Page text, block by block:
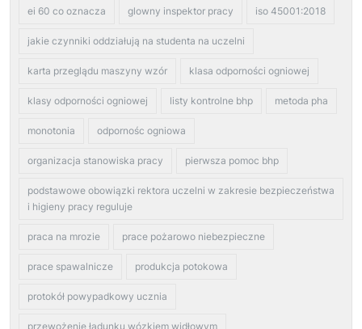
ei 60 co oznacza glowny inspektor pracy iso 45001:2018
jakie czynniki oddziałują na studenta na uczelni
karta przeglądu maszyny wzór klasa odporności ogniowej
klasy odporności ogniowej listy kontrolne bhp metoda pha
monotonia odpornośc ogniowa
organizacja stanowiska pracy pierwsza pomoc bhp
podstawowe obowiązki rektora uczelni w zakresie bezpieczeństwa
i higieny pracy reguluje
praca na mrozie prace pożarowo niebezpieczne
prace spawalnicze produkcja potokowa
protokół powypadkowy ucznia
przewożenie ładunku wózkiem widłowym